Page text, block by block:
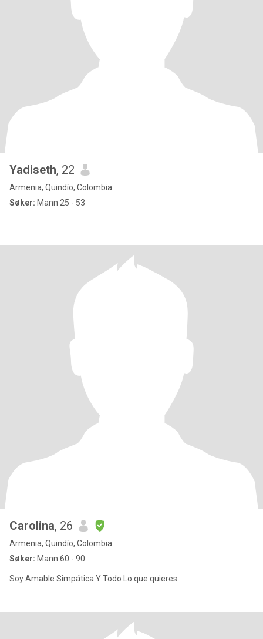
Yadiseth, 22
Armenia, Quindío, Colombia
Søker: Mann 25 - 53
Carolina, 26
Armenia, Quindío, Colombia
Søker: Mann 60 - 90
Soy Amable Simpática Y Todo Lo que quieres